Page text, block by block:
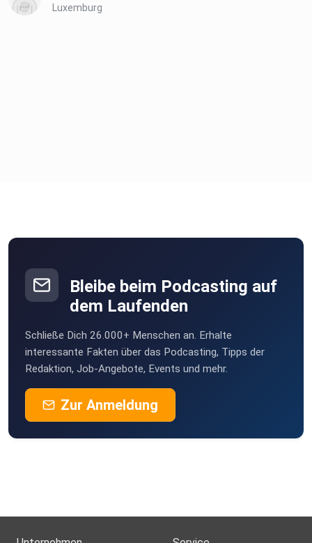
Luxemburg
Bleibe beim Podcasting auf
dem Laufenden
Schließe Dich 26.000+ Menschen an. Erhalte
interessante Fakten über das Podcasting, Tipps der
Redaktion, Job-Angebote, Events und mehr.
Zur Anmeldung